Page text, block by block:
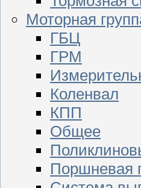
Моторная
ГБЦ
ГРМ
Коленвал
КПП
Общее
Поршневая